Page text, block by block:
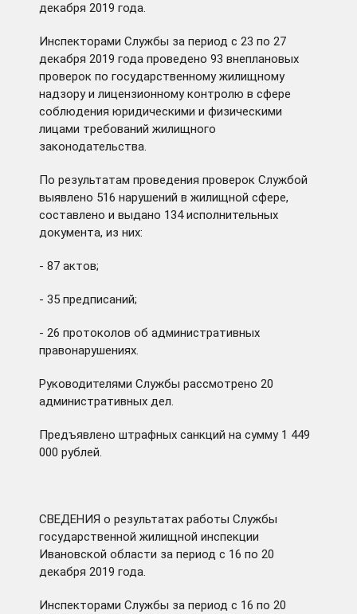
декабря 2019 года.
Инспекторами Службы за период с 23 по 27
декабря 2019 года проведено 93 внеплановых
проверок по государственному жилищному
надзору и лицензионному контролю в сфере
соблюдения юридическими и физическими
лицами требований жилищного
законодательства.
По результатам проведения проверок Службой
выявлено 516 нарушений в жилищной сфере,
составлено и выдано 134 исполнительных
документа, из них:
- 87 актов;
- 35 предписаний;
- 26 протоколов об административных
правонарушениях.
Руководителями Службы рассмотрено 20
административных дел.
Предъявлено штрафных санкций на сумму 1 449
000 рублей.
СВЕДЕНИЯ о результатах работы Службы
государственной жилищной инспекции
Ивановской области за период с 16 по 20
декабря 2019 года.
Инспекторами Службы за период с 16 по 20